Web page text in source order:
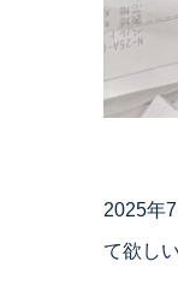
2025年
て欲し